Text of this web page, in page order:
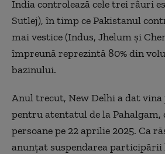
India controlează cele trei râuri
Sutlej), în timp ce Pakistanul
mai vestice (Indus, Jhelum şi
împreună reprezintă 80% din
bazinului.
Anul trecut, New Delhi a dat vina
pentru atentatul de la Pahalgam,
persoane pe 22 aprilie 2025. Ca
anunţat suspendarea